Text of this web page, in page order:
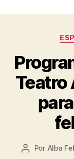
Teatro
Autor
Por Alba